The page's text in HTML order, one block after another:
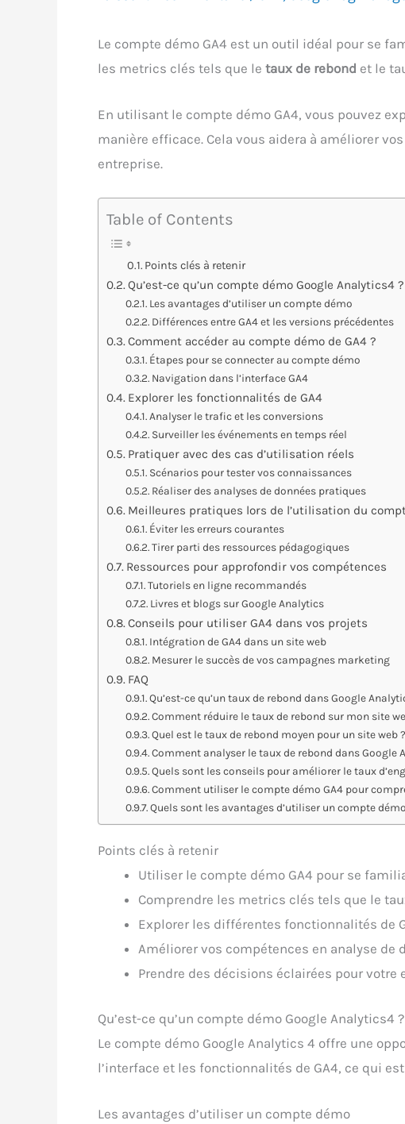
Le compte démo GA4 est un outil idéal pour se
les metrics clés tels que le taux de rebond et le
En utilisant le compte démo GA4, vous pouvez
manière efficace. Cela vous aidera à améliorer
entreprise.
Table of Contents
Points clés à retenir
Qu’est-ce qu’un compte démo Google Analytics4 ?
Les avantages d’utiliser un compte démo
Différences entre GA4 et les versions précédentes
Comment accéder au compte démo de GA4 ?
Étapes pour se connecter au compte démo
Navigation dans l’interface GA4
Explorer les fonctionnalités de GA4
Analyser le trafic et les conversions
Surveiller les événements en temps réel
Pratiquer avec des cas d’utilisation réels
Scénarios pour tester vos connaissances
Réaliser des analyses de données pratiques
Meilleures pratiques lors de l’utilisation du
Éviter les erreurs courantes
Tirer parti des ressources pédagogiques
Ressources pour approfondir vos compétences
Tutoriels en ligne recommandés
Livres et blogs sur Google Analytics
Conseils pour utiliser GA4 dans vos projets
Intégration de GA4 dans un site web
Mesurer le succès de vos campagnes marketing
FAQ
Qu’est-ce qu’un taux de rebond dans Google
Comment réduire le taux de rebond sur mon site
Quel est le taux de rebond moyen pour un site web ?
Comment analyser le taux de rebond dans Google
Quels sont les conseils pour améliorer le taux
Comment utiliser le compte démo GA4 pour
Quels sont les avantages d’utiliser un compte
Points clés à retenir
Utiliser le compte démo GA4 pour se
Comprendre les metrics clés tels que le
Explorer les différentes fonctionnalités de
Améliorer vos compétences en analyse de
Prendre des décisions éclairées pour votre
Qu’est-ce qu’un compte démo Google Analytics4 ?
Le compte démo Google Analytics 4 offre une
l’interface et les fonctionnalités de GA4, ce qui
Les avantages d’utiliser un compte démo